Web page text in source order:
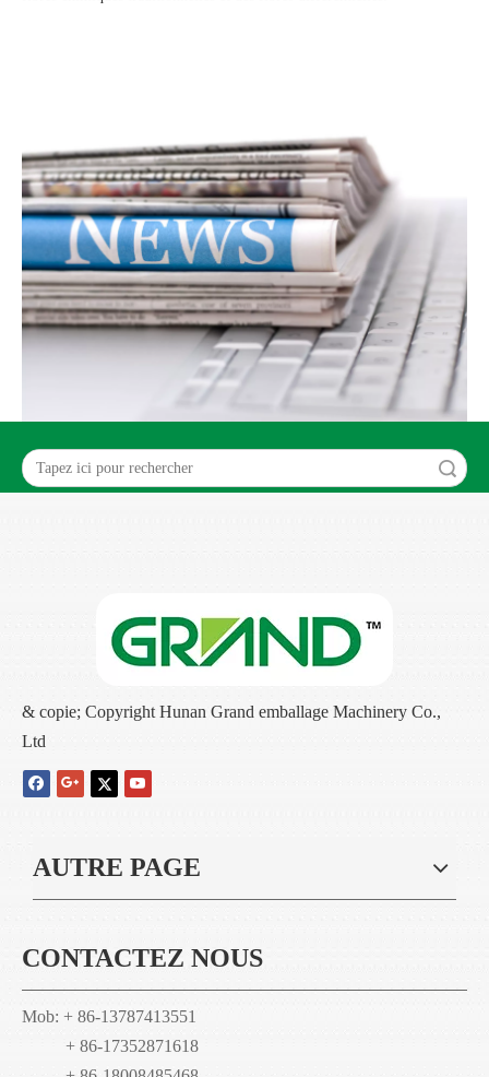
& copie; Copyright Hunan Grand emballage Machinery Co.,
Ltd
AUTRE PAGE
CONTACTEZ NOUS
Mob: + 86-13787413551
+ 86-17352871618